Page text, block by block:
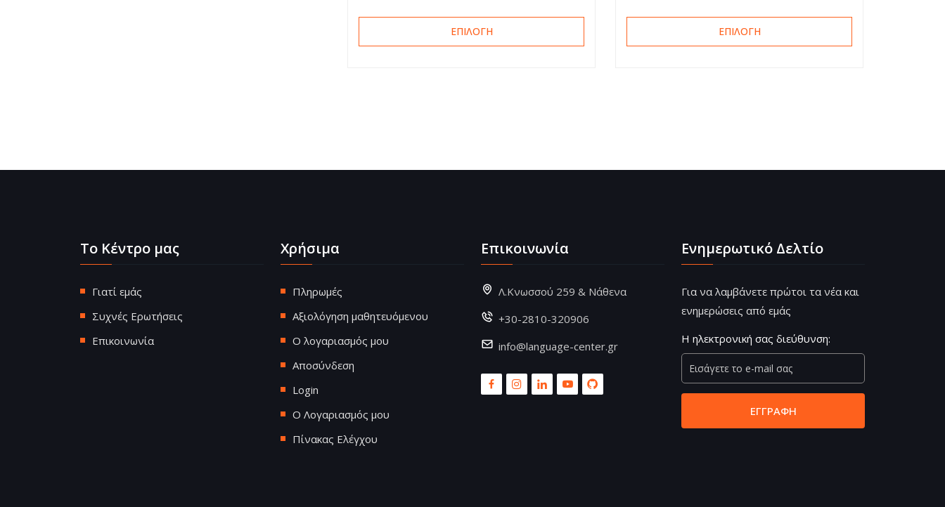
ΕΠΙΛΟΓΉ ΕΠΙΛΟΓΉ
Το Κέντρο μας
Γιατί εμάς
Συχνές Ερωτήσεις
Επικοινωνία
Χρήσιμα
Πληρωμές
Αξιολόγηση μαθητευόμενου
Ο λογαριασμός μου
Αποσύνδεση
Login
Ο Λογαριασμός μου
Πίνακας Ελέγχου
Επικοινωνία
Λ.Κνωσσού 259 & Νάθενα
+30-2810-320906
info@language-center.gr
Ενημερωτικό Δελτίο
Για να λαμβάνετε πρώτοι τα νέα και
ενημερώσεις από εμάς
Η ηλεκτρονική σας διεύθυνση:
ΕΓΓΡΑΦΉ